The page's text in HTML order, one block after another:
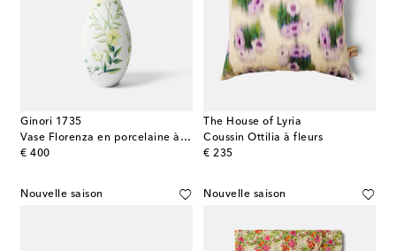
Ginori 1735
Vase Florenza en porcelaine à fleurs
€ 400
original price
The House of Lyria
Coussin Ottilia à fleurs
€ 235
original price
Nouvelle saison Nouvelle saison